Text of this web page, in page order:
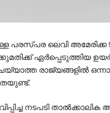
ലെവി അമേരിക്ക
ഏർപ്പെടുത്തിയ
രാജ്യങ്ങളിൽ
നടപടി